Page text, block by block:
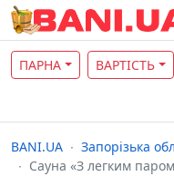
ПАРНА ВАРТІСТЬ
BANI.UA Запорізька
Сауна «З легким